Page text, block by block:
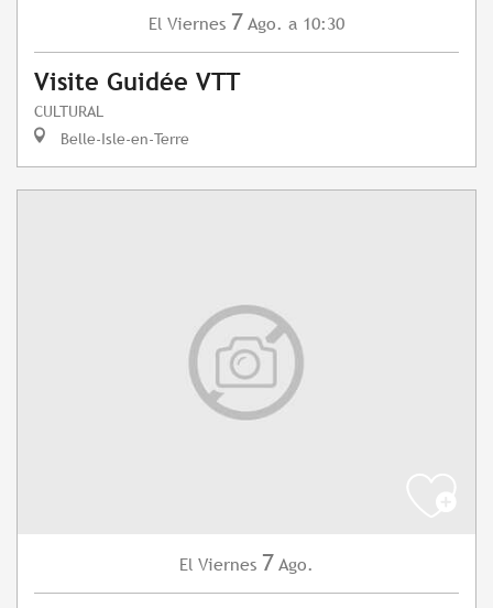
El Viernes 7 Ago. a 10:30
Visite Guidée VTT
CULTURAL
Belle-Isle-en-Terre
El Viernes 7 Ago.